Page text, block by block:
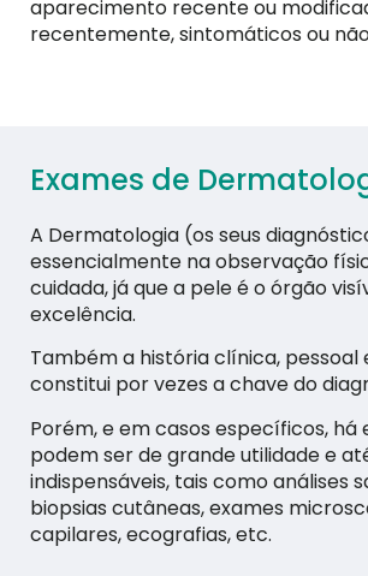
aparecimento recente ou
recentemente, sintomáticos ou
Exames de
A Dermatologia (os seus
essencialmente na observação
cuidada, já que a pele é o órgão
excelência.
Também a história clínica, pessoal
constitui por vezes a chave do
Porém, e em casos específicos, há
podem ser de grande utilidade e
indispensáveis, tais como análises
biopsias cutâneas, exames
capilares, ecografias, etc.